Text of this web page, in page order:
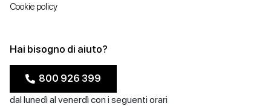
Cookie policy
Hai bisogno di aiuto?
800 926 399
dal lunedì al venerdì con i seguenti orari